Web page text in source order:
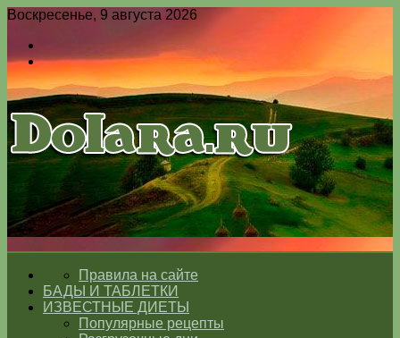
Воскресенье, 9 августа 2026
Switch
skin
Меню
Switch
ГЛАВНАЯПравила на сайте
БАДЫ И ТАБЛЕТКИ
ИЗВЕСТНЫЕ ДИЕТЫ
Популярные рецепты